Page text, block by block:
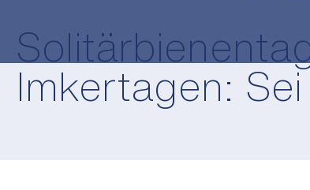
Imkertagen: